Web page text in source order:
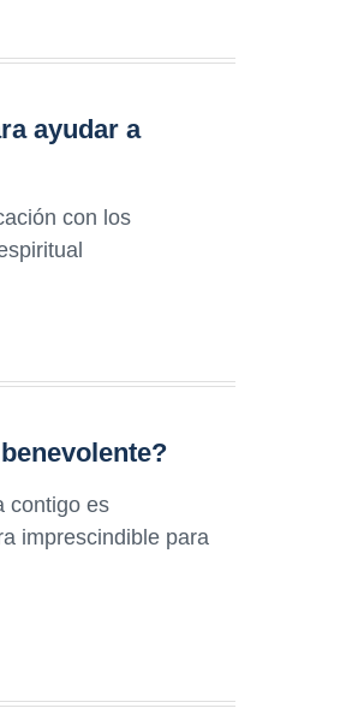
ayudar a
con los
contigo es
imprescindible para